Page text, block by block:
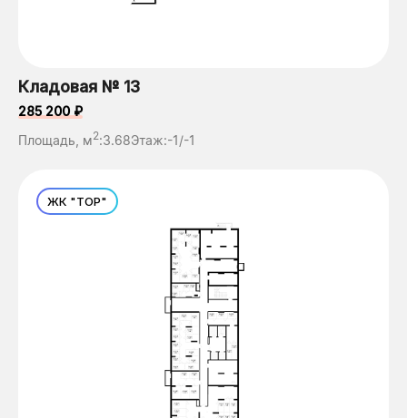
Кладовая № 13
285 200 ₽
Площадь, м2:3.68Этаж:-1/-1
ЖК "ТОР"